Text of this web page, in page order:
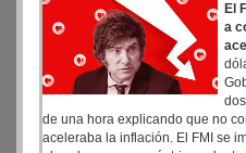
El
a
de una hora explicando que no
aceleraba la inflación. El FMI se